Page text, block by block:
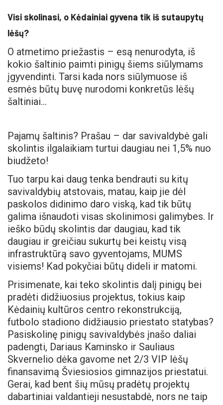
Visi skolinasi, o Kėdainiai gyvena tik iš sutaupytų
lėšų?
O atmetimo priežastis – esą nenurodyta, iš
kokio šaltinio paimti pinigų šiems siūlymams
įgyvendinti. Tarsi kada nors siūlymuose iš
esmės būtų buvę nurodomi konkretūs lėšų
šaltiniai…
Pajamų šaltinis? Prašau – dar savivaldybė gali
skolintis ilgalaikiam turtui daugiau nei 1,5% nuo
biudžeto!
Tuo tarpu kai daug tenka bendrauti su kitų
savivaldybių atstovais, matau, kaip jie dėl
paskolos didinimo daro viską, kad tik būtų
galima išnaudoti visas skolinimosi galimybes. Ir
ieško būdų skolintis dar daugiau, kad tik
daugiau ir greičiau sukurtų bei keistų visą
infrastruktūrą savo gyventojams, MUMS
visiems! Kad pokyčiai būtų dideli ir matomi.
Prisimenate, kai teko skolintis dalį pinigų bei
pradėti didžiuosius projektus, tokius kaip
Kėdainių kultūros centro rekonstrukciją,
futbolo stadiono didžiausio priestato statybas?
Pasiskolinę pinigų savivaldybės įnašo daliai
padengti, Dariaus Kaminsko ir Sauliaus
Skvernelio dėka gavome net 2/3 VIP lėšų
finansavimą Šviesiosios gimnazijos priestatui.
Gerai, kad bent šių mūsų pradėtų projektų
dabartiniai valdantieji nesustabdė, nors ne taip